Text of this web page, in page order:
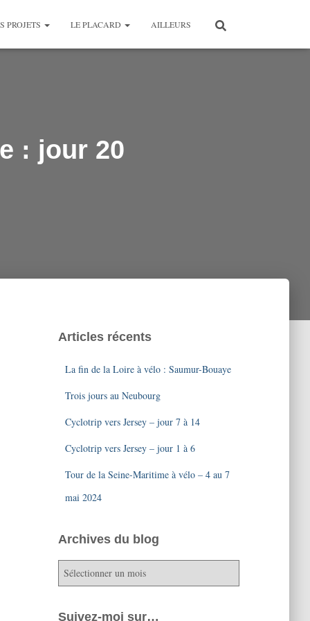
PROJETS LE PLACARD AILLEURS
: jour 20
Articles récents
La fin de la Loire à vélo : Saumur-Bouaye
Trois jours au Neubourg
Cyclotrip vers Jersey – jour 7 à 14
Cyclotrip vers Jersey – jour 1 à 6
Tour de la Seine-Maritime à vélo – 4 au 7
mai 2024
Archives du blog
r
h
Suivez-moi sur…